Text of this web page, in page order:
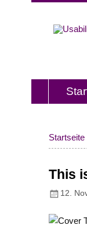
Startseite
This
12.